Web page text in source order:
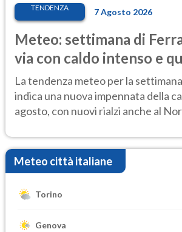
TENDENZA 7 Agosto 2026
Meteo: settimana di
via con caldo intenso e
temporale
La tendenza meteo per la
indica una nuova impennata della
agosto, con nuovi rialzi anche al
Meteo città italiane
Torino
Genova